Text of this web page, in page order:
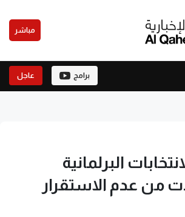
مباشر
برامج عاجل
البرلمانية
من عدم الاستقرار